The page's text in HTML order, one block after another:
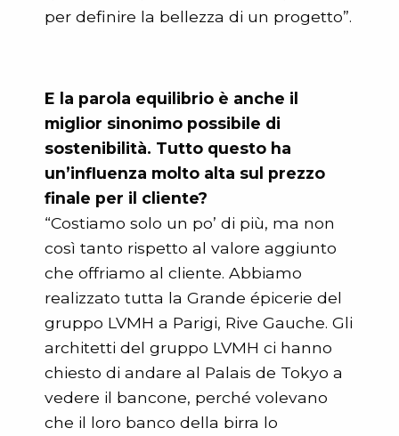
per definire la bellezza di un progetto”.
E la parola equilibrio è anche il
miglior sinonimo possibile di
sostenibilità. Tutto questo ha
un’influenza molto alta sul prezzo
finale per il cliente?
“Costiamo solo un po’ di più, ma non
così tanto rispetto al valore aggiunto
che offriamo al cliente. Abbiamo
realizzato tutta la Grande épicerie del
gruppo LVMH a Parigi, Rive Gauche. Gli
architetti del gruppo LVMH ci hanno
chiesto di andare al Palais de Tokyo a
vedere il bancone, perché volevano
che il loro banco della birra lo